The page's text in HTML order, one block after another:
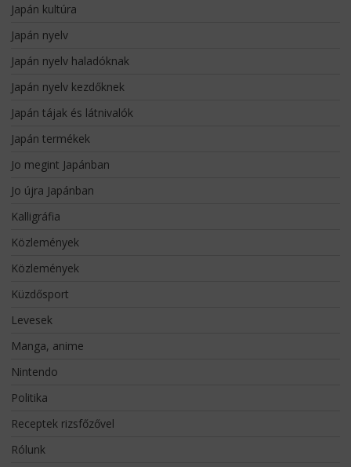
Japán kultúra
Japán nyelv
Japán nyelv haladóknak
Japán nyelv kezdőknek
Japán tájak és látnivalók
Japán termékek
Jo megint Japánban
Jo újra Japánban
Kalligráfia
Közlemények
Közlemények
Küzdősport
Levesek
Manga, anime
Nintendo
Politika
Receptek rizsfőzővel
Rólunk